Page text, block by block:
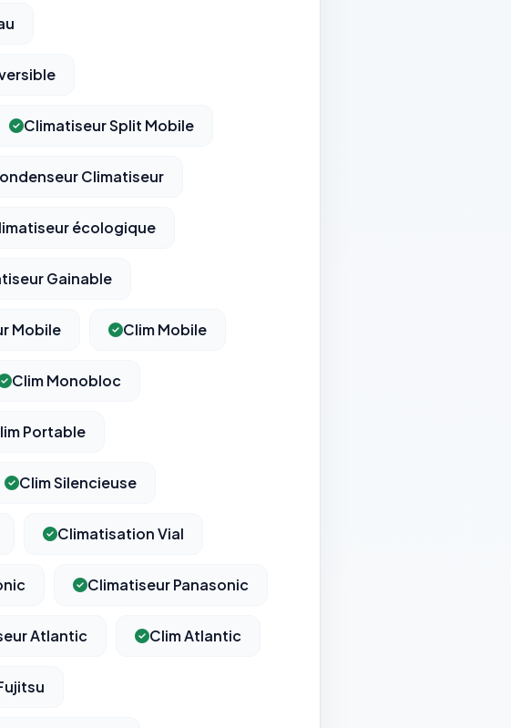
Climatiseur Split Mobile
Climatiseur
écologique
Gainable
Mobile Clim Mobile
Clim Monobloc
Portable
Clim Silencieuse
Climatisation Vial
Climatiseur Panasonic
Atlantic Clim Atlantic